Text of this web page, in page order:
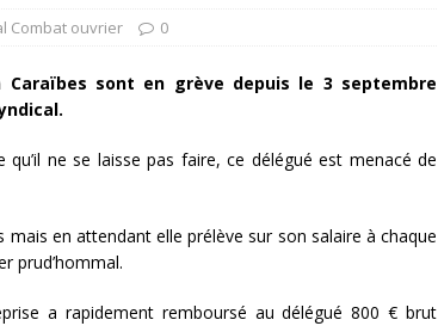
Combat ouvrier 0
Caraïbes sont en grève depuis le 3 septembre
ne se laisse pas faire, ce délégué est menacé de
mais en attendant elle prélève sur son salaire à chaque
prud’hommal.
a rapidement remboursé au délégué 800 € brut